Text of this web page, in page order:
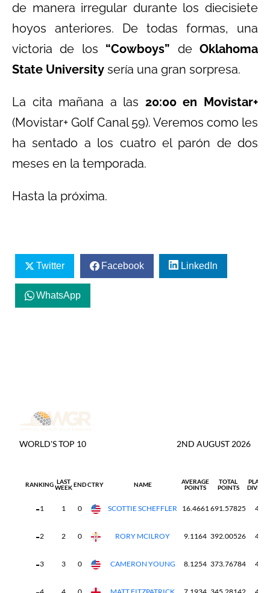
de manera irregular durante los diecisiete
hoyos anteriores. De todas formas, una
victoria de los “Cowboys” deOklahoma
State University sería una gran sorpresa.
La cita mañana a las 20:00 en Movistar+
(Movistar+ Golf Canal 59). Veremos como les
ha sentado a los cuatro el parón de dos
meses en la temporada.
Hasta la próxima.
Twitter Facebook LinkedIn
WhatsApp